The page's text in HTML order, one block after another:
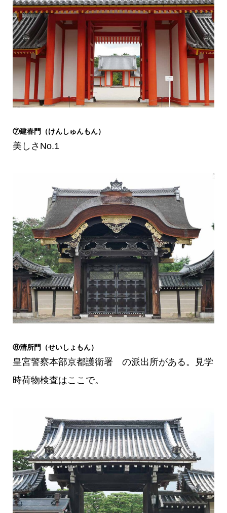
⑦建春門（けんしゅんもん）
美しさNo.1
⑧清所門（せいしょもん）
皇宮警察本部京都護衛署 の派出所がある。見学
時荷物検査はここで。